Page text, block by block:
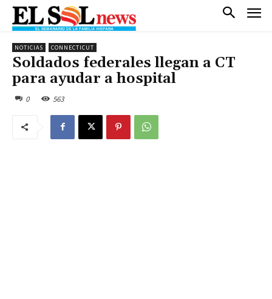
NOTICIAS CONNECTICUT
Soldados federales llegan a CT
para ayudar a hospital
0 563